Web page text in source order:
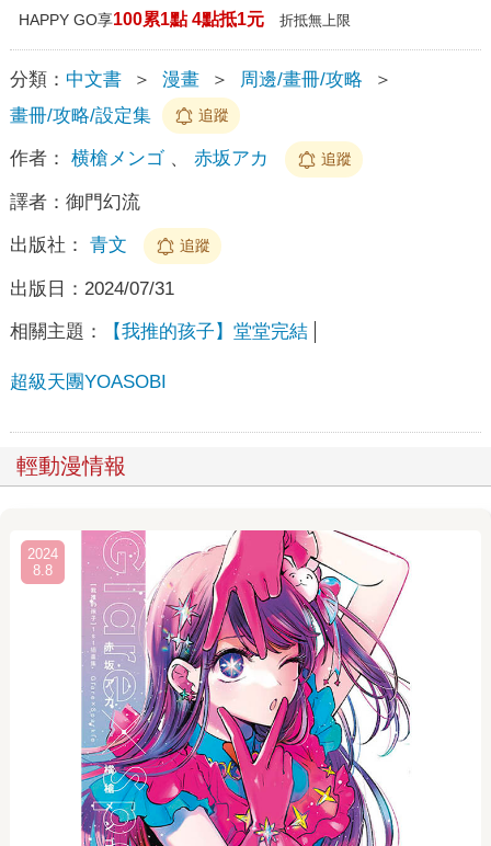
HAPPY GO享100累1點 4點抵1元 折抵無上限
分類： 中文書 ＞ 漫畫 ＞ 周邊/畫冊/攻略
＞
畫冊/攻略/設定集
追蹤
作者： 横槍メンゴ、 赤坂アカ 追蹤
譯者： 御門幻流
出版社： 青文 追蹤
出版日： 2024/07/31
相關主題： 【我推的孩子】堂堂完結
超級天團YOASOBI
輕動漫情報
2024
8.8